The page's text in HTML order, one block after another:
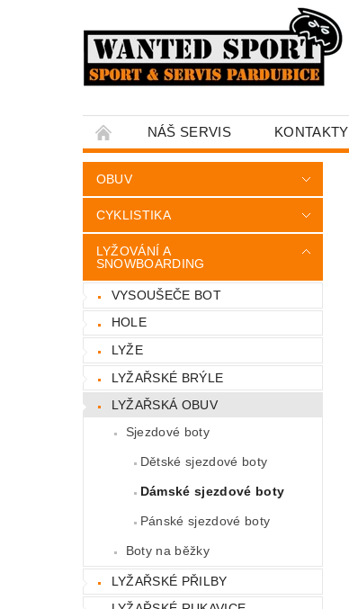
NÁŠ SERVIS KONTAKTY
OBUV
CYKLISTIKA
LYŽOVÁNÍ A
SNOWBOARDING
VYSOUŠEČE BOT
HOLE
LYŽE
LYŽAŘSKÉ BRÝLE
LYŽAŘSKÁ OBUV
Sjezdové boty
Dětské sjezdové boty
Dámské sjezdové boty
Pánské sjezdové boty
Boty na běžky
LYŽAŘSKÉ PŘILBY